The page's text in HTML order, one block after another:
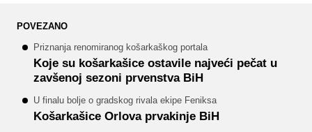
POVEZANO
Priznanja renomiranog košarkaškog portala
Koje su košarkašice ostavile najveći pečat u
zavšenoj sezoni prvenstva BiH
U finalu bolje o gradskog rivala ekipe Feniksa
Košarkašice Orlova prvakinje BiH